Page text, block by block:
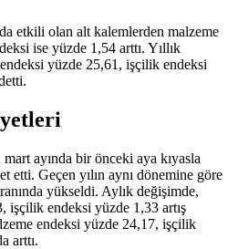
etkili olan alt kalemlerden malzeme
ise yüzde 1,54 arttı. Yıllık
endeksi yüzde 25,61, işçilik endeksi
ayında bir önceki aya kıyasla
etti. Geçen yılın aynı dönemine göre
yükseldi. Aylık değişimde,
işçilik endeksi yüzde 1,33 artış
endeksi yüzde 24,17, işçilik
arttı.